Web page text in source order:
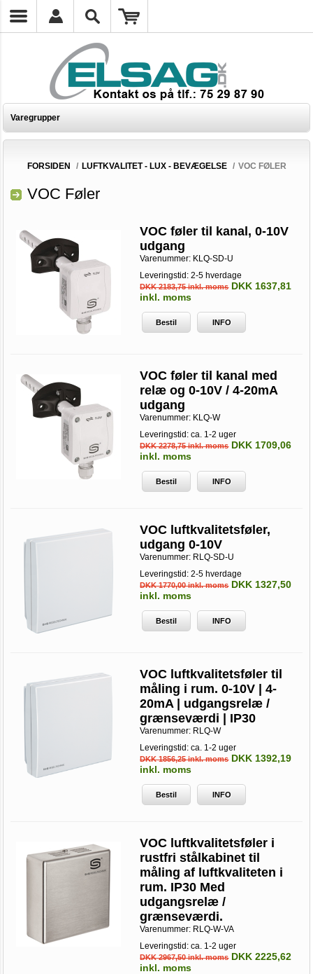
Varegrupper
FORSIDEN / LUFTKVALITET - LUX - BEVÆGELSE / VOC FØLER
VOC Føler
VOC føler til kanal, 0-10V
udgang
Varenummer: KLQ-SD-U
Leveringstid: 2-5 hverdage
DKK 2183,75 inkl. moms DKK 1637,81
inkl. moms
Bestil INFO
VOC føler til kanal med
relæ og 0-10V / 4-20mA
udgang
Varenummer: KLQ-W
Leveringstid: ca. 1-2 uger
DKK 2278,75 inkl. moms DKK 1709,06
inkl. moms
Bestil INFO
VOC luftkvalitetsføler,
udgang 0-10V
Varenummer: RLQ-SD-U
Leveringstid: 2-5 hverdage
DKK 1770,00 inkl. moms DKK 1327,50
inkl. moms
Bestil INFO
VOC luftkvalitetsføler til
måling i rum. 0-10V | 4-
20mA | udgangsrelæ /
grænseværdi | IP30
Varenummer: RLQ-W
Leveringstid: ca. 1-2 uger
DKK 1856,25 inkl. moms DKK 1392,19
inkl. moms
Bestil INFO
VOC luftkvalitetsføler i
rustfri stålkabinet til
måling af luftkvaliteten i
rum. IP30 Med
udgangsrelæ /
grænseværdi.
Varenummer: RLQ-W-VA
Leveringstid: ca. 1-2 uger
DKK 2967,50 inkl. moms DKK 2225,62
inkl. moms